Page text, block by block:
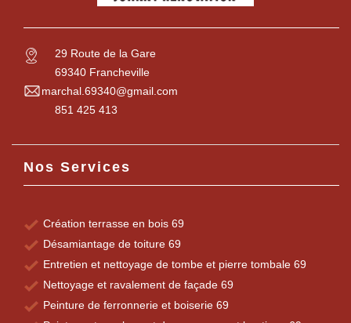
29 Route de la Gare
69340 Francheville
marchal.69340@gmail.com
851 425 413
Nos Services
Création terrasse en bois 69
Désamiantage de toiture 69
Entretien et nettoyage de tombe et pierre tombale 69
Nettoyage et ravalement de façade 69
Peinture de ferronnerie et boiserie 69